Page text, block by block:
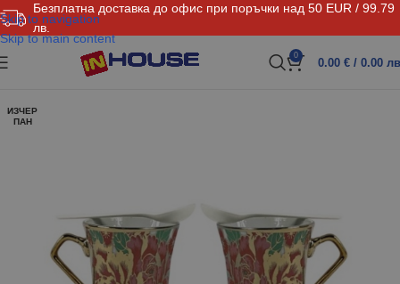
Безплатна доставка до офис при поръчки над 50 EUR / 99.79
лв.
Skip to navigation
Skip to main content
0
0.00 € / 0.00
ИЗЧЕР
ПАН